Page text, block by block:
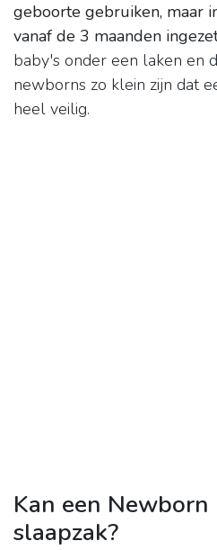
geboorte gebruiken, maar
vanaf de 3 maanden
baby's onder een laken en
newborns zo klein zijn dat
heel veilig.
Kan een Newborn
slaapzak?